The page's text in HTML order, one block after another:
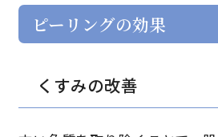
ピーリングの効果
くすみの改善